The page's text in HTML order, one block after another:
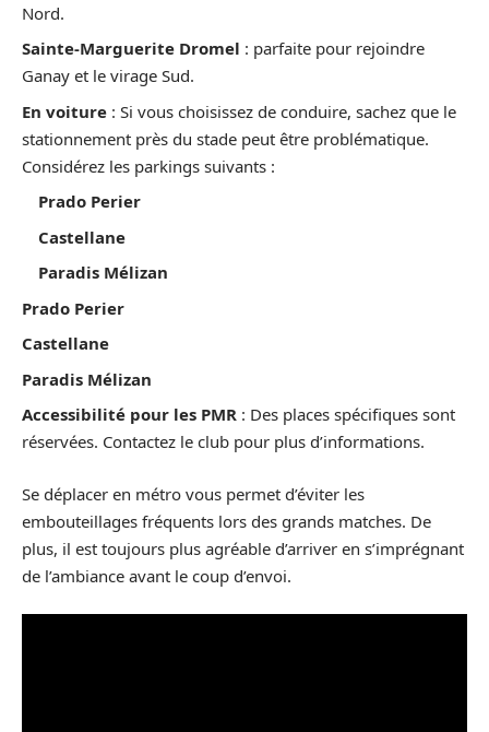
Nord.
Sainte-Marguerite Dromel : parfaite pour rejoindre
Ganay et le virage Sud.
En voiture : Si vous choisissez de conduire, sachez que le
stationnement près du stade peut être problématique.
Considérez les parkings suivants :
Prado Perier
Castellane
Paradis Mélizan
Prado Perier
Castellane
Paradis Mélizan
Accessibilité pour les PMR : Des places spécifiques sont
réservées. Contactez le club pour plus d’informations.
Se déplacer en métro vous permet d’éviter les
embouteillages fréquents lors des grands matches. De
plus, il est toujours plus agréable d’arriver en s’imprégnant
de l’ambiance avant le coup d’envoi.